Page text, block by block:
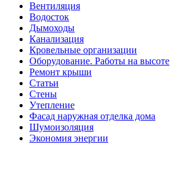
Вентиляция
Водосток
Дымоходы
Канализация
Кровельные организации
Оборудование. Работы на высоте
Ремонт крыши
Статьи
Стены
Утепление
Фасад наружная отделка дома
Шумоизоляция
Экономия энергии